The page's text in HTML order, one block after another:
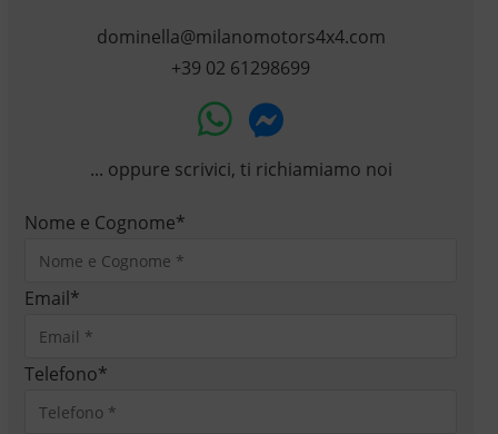
dominella@milanomotors4x4.com
+39 02 61298699
... oppure scrivici, ti richiamiamo noi
Nome e Cognome*
Email*
Telefono*